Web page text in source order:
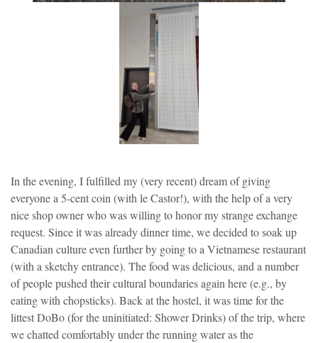
In the evening, I fulfilled my (very recent) dream of giving
everyone a 5-cent coin (with le Castor!), with the help of a very
nice shop owner who was willing to honor my strange exchange
request. Since it was already dinner time, we decided to soak up
Canadian culture even further by going to a Vietnamese restaurant
(with a sketchy entrance). The food was delicious, and a number
of people pushed their cultural boundaries again here (e.g., by
eating with chopsticks). Back at the hostel, it was time for the
littest DoBo (for the uninitiated: Shower Drinks) of the trip, where
we chatted comfortably under the running water as the